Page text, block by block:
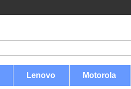
Lenovo Motorola